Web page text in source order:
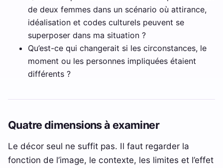
de deux femmes dans un scénario où attirance,
idéalisation et codes culturels peuvent se
superposer dans ma situation ?
Qu’est-ce qui changerait si les circonstances, le
moment ou les personnes impliquées étaient
différents ?
Quatre dimensions à examiner
Le décor seul ne suffit pas. Il faut regarder la
fonction de l’image, le contexte, les limites et l’effet